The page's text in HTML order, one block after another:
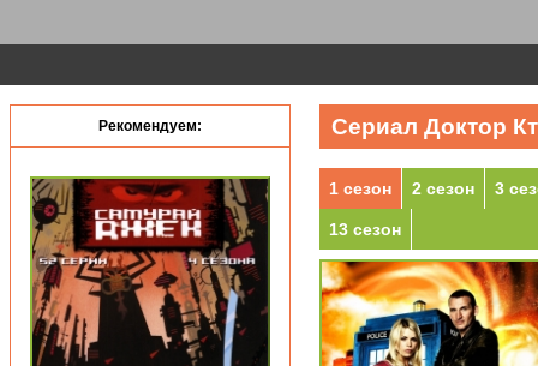
Сериал Доктор
1 сезон 2 сезон 3
13 сезон
Рекомендуем: